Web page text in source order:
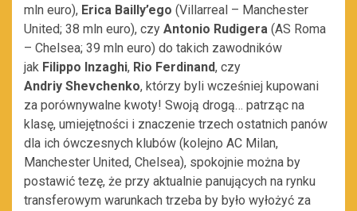
mln euro), Erica Bailly’ego (Villarreal – Manchester
United; 38 mln euro), czy Antonio Rudigera (AS Roma
– Chelsea; 39 mln euro) do takich zawodników
jak Filippo Inzaghi, Rio Ferdinand, czy
Andriy Shevchenko, którzy byli wcześniej kupowani
za porównywalne kwoty! Swoją drogą… patrząc na
klasę, umiejętności i znaczenie trzech ostatnich panów
dla ich ówczesnych klubów (kolejno AC Milan,
Manchester United, Chelsea), spokojnie można by
postawić tezę, że przy aktualnie panujących na rynku
transferowym warunkach trzeba by było wyłożyć za